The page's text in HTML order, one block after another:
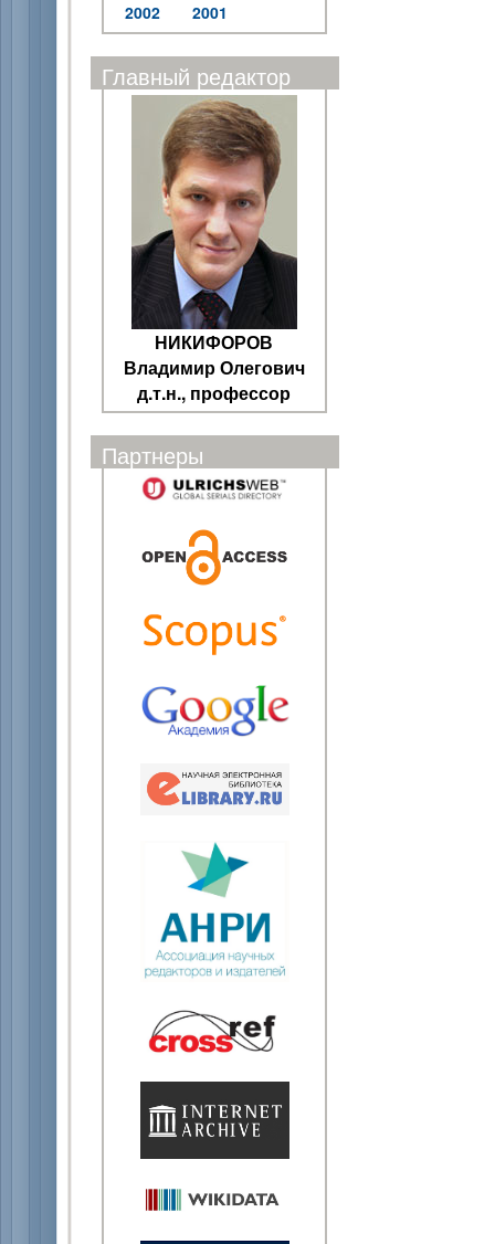
2002
2001
Главный редактор
НИКИФОРОВ
Владимир Олегович
д.т.н., профессор
Партнеры